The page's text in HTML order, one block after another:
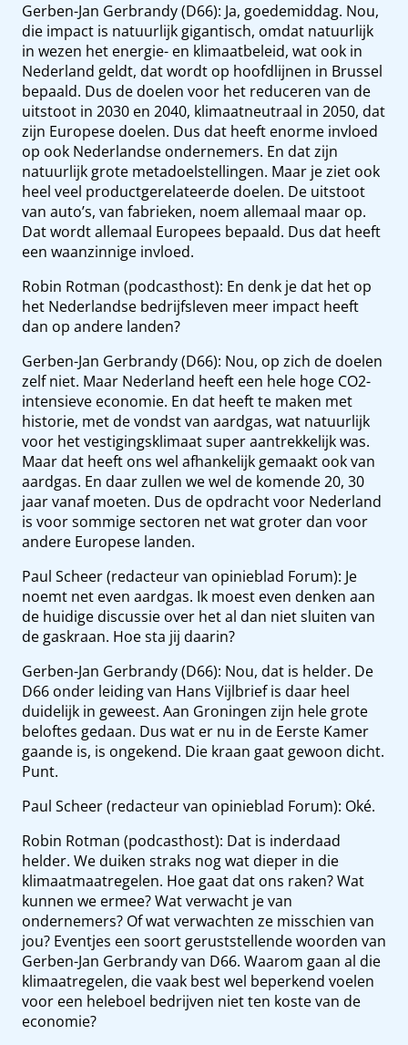
Gerben-Jan Gerbrandy (D66): Ja, goedemiddag. Nou,
die impact is natuurlijk gigantisch, omdat natuurlijk
in wezen het energie- en klimaatbeleid, wat ook in
Nederland geldt, dat wordt op hoofdlijnen in Brussel
bepaald. Dus de doelen voor het reduceren van de
uitstoot in 2030 en 2040, klimaatneutraal in 2050, dat
zijn Europese doelen. Dus dat heeft enorme invloed
op ook Nederlandse ondernemers. En dat zijn
natuurlijk grote metadoelstellingen. Maar je ziet ook
heel veel productgerelateerde doelen. De uitstoot
van auto’s, van fabrieken, noem allemaal maar op.
Dat wordt allemaal Europees bepaald. Dus dat heeft
een waanzinnige invloed.
Robin Rotman (podcasthost): En denk je dat het op
het Nederlandse bedrijfsleven meer impact heeft
dan op andere landen?
Gerben-Jan Gerbrandy (D66): Nou, op zich de doelen
zelf niet. Maar Nederland heeft een hele hoge CO2-
intensieve economie. En dat heeft te maken met
historie, met de vondst van aardgas, wat natuurlijk
voor het vestigingsklimaat super aantrekkelijk was.
Maar dat heeft ons wel afhankelijk gemaakt ook van
aardgas. En daar zullen we wel de komende 20, 30
jaar vanaf moeten. Dus de opdracht voor Nederland
is voor sommige sectoren net wat groter dan voor
andere Europese landen.
Paul Scheer (redacteur van opinieblad Forum): Je
noemt net even aardgas. Ik moest even denken aan
de huidige discussie over het al dan niet sluiten van
de gaskraan. Hoe sta jij daarin?
Gerben-Jan Gerbrandy (D66): Nou, dat is helder. De
D66 onder leiding van Hans Vijlbrief is daar heel
duidelijk in geweest. Aan Groningen zijn hele grote
beloftes gedaan. Dus wat er nu in de Eerste Kamer
gaande is, is ongekend. Die kraan gaat gewoon dicht.
Punt.
Paul Scheer (redacteur van opinieblad Forum): Oké.
Robin Rotman (podcasthost): Dat is inderdaad
helder. We duiken straks nog wat dieper in die
klimaatmaatregelen. Hoe gaat dat ons raken? Wat
kunnen we ermee? Wat verwacht je van
ondernemers? Of wat verwachten ze misschien van
jou? Eventjes een soort geruststellende woorden van
Gerben-Jan Gerbrandy van D66. Waarom gaan al die
klimaatregelen, die vaak best wel beperkend voelen
voor een heleboel bedrijven niet ten koste van de
economie?